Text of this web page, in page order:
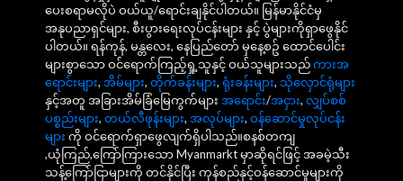
ပေးစရာမလိုပဲ ဝယ်ယူ/ရောင်းချနိုင်ပါတယ်။ မြန်မာနိုင်ငံမှ
အနုပညာရှင်များ, စီးပွားရေးလုပ်ငန်းများ နှင့် ပွဲများကိုရှာဖွေနိုင်
ပါတယ်။ ရန်ကုန်, မန္တလေး, နေပြည်တော် မှနေ့စဥ် ထောင်ပေါင်း
များစွာသော ဝင်ရောက်ကြည့်ရှု့သူနှင့် ဝယ်သူများသည်ကားအ
ရောင်းများ, အိမ်များ, တိုက်ခန်းများ, ရုံးခန်းများ, သိုလှောင်ရုံများ
နှင့်အတူ အခြားအိမ်ခြံမြေကွက်များ အရောင်း/အငှား, လျှပ်စစ်
ပစ္စည်းများ, တယ်လီဖုန်းများ, အလုပ်များ, ဝန်ဆောင်မှုလုပ်ငန်း
များ ကို ဝင်ရောက်ရှာဖွေလျက်ရှိပါသည်။စနစ်တကျ
,ယုံကြည်,ကြော်ကြားသော Myanmarkt မှာဆိုရင်ဖြင့် အခမဲ့သီး
သန့်ကြော်ငြာများကို တင်နိုင်ပြီး ကုန်စည်နှင့်ဝန်ဆောင်မှုများကို